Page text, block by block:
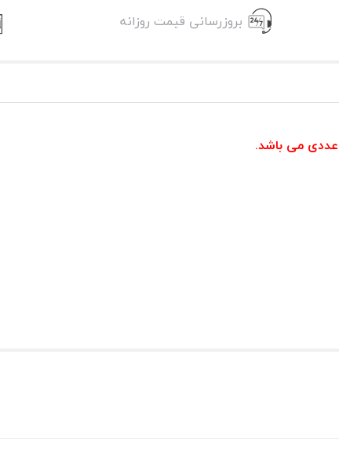
بروزرسانی قیمت روزانه